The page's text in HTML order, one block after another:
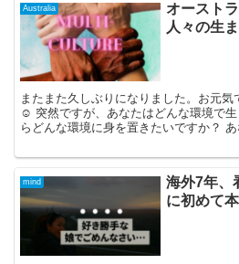
Australia
オースト
人々の生
またまた久しぶりになりました。お元気でしょうか
☺ 突然ですが、あなたはどんな環境で生まれ育ちましたか？ これか
らどんな環境に身を置きたいですか？ あなたはどうしてそこを選ん
mind
海外7年、
に初めて